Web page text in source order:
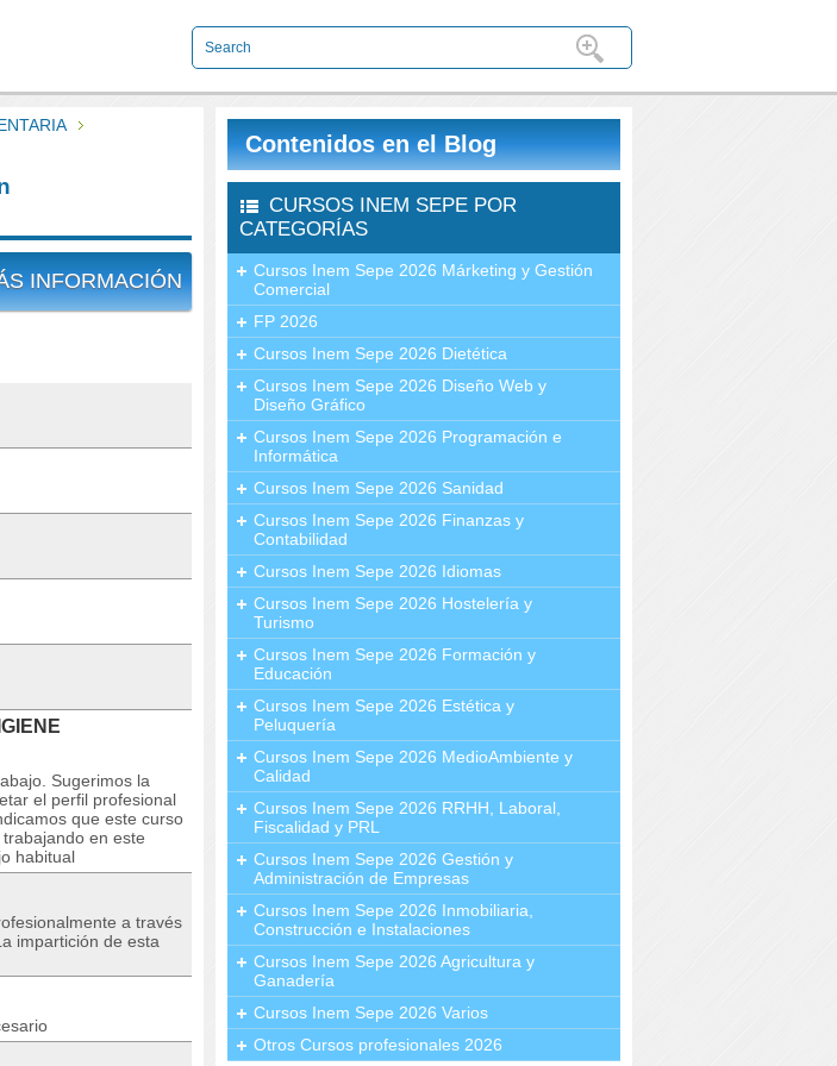
INFORMACIÓN
Sugerimos la
el perfil profesional
que este curso
en este
habitual
a través
impartición de esta
Contenidos en el Blog
CURSOS INEM SEPE POR
CATEGORÍAS
Cursos Inem Sepe 2026 Márketing y Gestión
Comercial
FP 2026
Cursos Inem Sepe 2026 Dietética
Cursos Inem Sepe 2026 Diseño Web y
Diseño Gráfico
Cursos Inem Sepe 2026 Programación e
Informática
Cursos Inem Sepe 2026 Sanidad
Cursos Inem Sepe 2026 Finanzas y
Contabilidad
Cursos Inem Sepe 2026 Idiomas
Cursos Inem Sepe 2026 Hostelería y
Turismo
Cursos Inem Sepe 2026 Formación y
Educación
Cursos Inem Sepe 2026 Estética y
Peluquería
Cursos Inem Sepe 2026 MedioAmbiente y
Calidad
Cursos Inem Sepe 2026 RRHH, Laboral,
Fiscalidad y PRL
Cursos Inem Sepe 2026 Gestión y
Administración de Empresas
Cursos Inem Sepe 2026 Inmobiliaria,
Construcción e Instalaciones
Cursos Inem Sepe 2026 Agricultura y
Ganadería
Cursos Inem Sepe 2026 Varios
Otros Cursos profesionales 2026